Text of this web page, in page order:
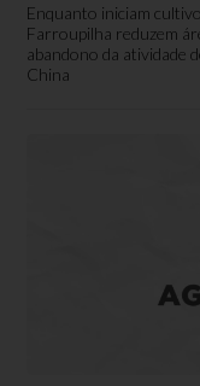
Enquanto iniciam
Farroupilha reduzem
abandono da atividade
China